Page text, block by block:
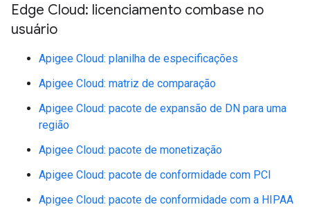
Edge Cloud: licenciamento combase no
usuário
Apigee Cloud: planilha de especificações
Apigee Cloud: matriz de comparação
Apigee Cloud: pacote de expansão de DN para uma
região
Apigee Cloud: pacote de monetização
Apigee Cloud: pacote de conformidade com PCI
Apigee Cloud: pacote de conformidade com a HIPAA